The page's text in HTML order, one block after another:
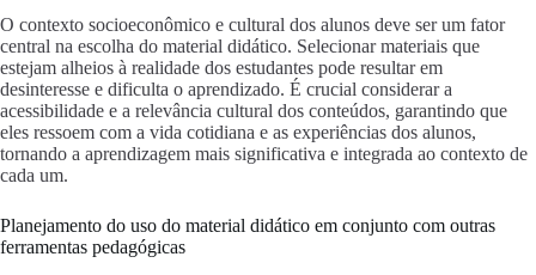
O contexto socioeconômico e cultural dos alunos deve ser um fator
central na escolha do material didático. Selecionar materiais que
estejam alheios à realidade dos estudantes pode resultar em
desinteresse e dificulta o aprendizado. É crucial considerar a
acessibilidade e a relevância cultural dos conteúdos, garantindo que
eles ressoem com a vida cotidiana e as experiências dos alunos,
tornando a aprendizagem mais significativa e integrada ao contexto de
cada um.
Planejamento do uso do material didático em conjunto com outras
ferramentas pedagógicas